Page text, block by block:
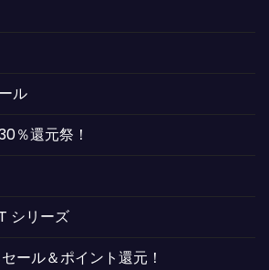
ル
％還元祭！
シリーズ
ール＆ポイント還元！